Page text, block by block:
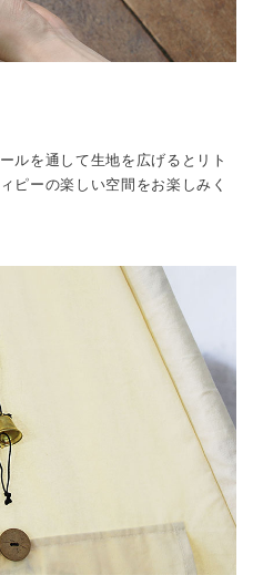
ルを通して生地を広げるとリト
ピーの楽しい空間をお楽しみく